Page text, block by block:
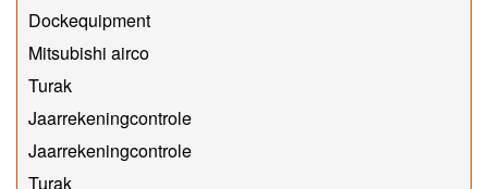
Dockequipment
Mitsubishi airco
Turak
Jaarrekeningcontrole
Jaarrekeningcontrole
Turak